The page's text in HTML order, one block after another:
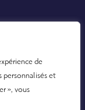
de
personnalisés et
», vous